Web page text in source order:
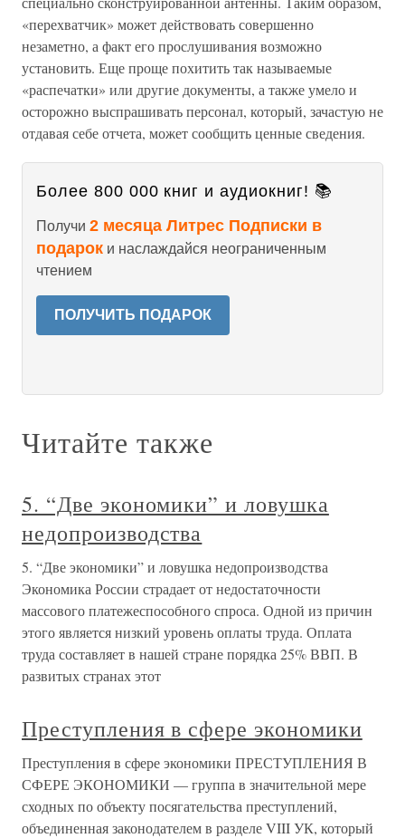
«перехватчик» может действовать совершенно
незаметно, а факт его прослушивания возможно
установить. Еще проще похитить так называемые
«распечатки» или другие документы, а также умело и
осторожно выспрашивать персонал, который, зачастую не
отдавая себе отчета, может сообщить ценные сведения.
Более 800 000 книг и аудиокниг! 📚
Получи 2 месяца Литрес Подписки в
подарок и наслаждайся неограниченным
чтением
ПОЛУЧИТЬ ПОДАРОК
Читайте также
5. “Две экономики” и ловушка
недопроизводства
5. “Две экономики” и ловушка недопроизводства
Экономика России страдает от недостаточности
массового платежеспособного спроса. Одной из причин
этого является низкий уровень оплаты труда. Оплата
труда составляет в нашей стране порядка 25% ВВП. В
развитых странах этот
Преступления в сфере экономики
Преступления в сфере экономики ПРЕСТУПЛЕНИЯ В
СФЕРЕ ЭКОНОМИКИ — группа в значительной мере
сходных по объекту посягательства преступлений,
объединенная законодателем в разделе VIII УК, который